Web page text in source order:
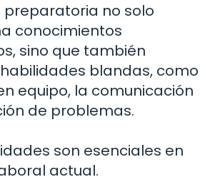
preparatoria no solo
conocimientos
sino que también
blandas, como
equipo, la comunicación
de problemas.
son esenciales en
actual.